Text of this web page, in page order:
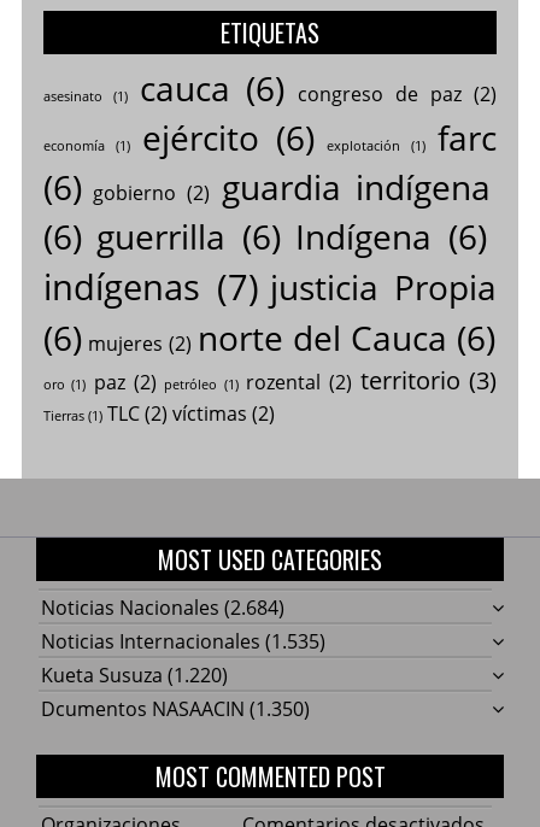
ETIQUETAS
asesinato (1) cauca (6) congreso de paz(2)
economía(1) ejército (6) explotación (1)
farc
(6) gobierno (2) guardia indígena
(6) guerrilla (6) Indígena (6)
indígenas (7) justicia Propia
(6) mujeres (2) norte del Cauca (6)
oro (1) paz (2) petróleo (1) rozental (2) territorio (3)
Tierras(1) TLC(2) víctimas (2)
MOST USED CATEGORIES
Noticias Nacionales (2.684)
Noticias Internacionales (1.535)
Kueta Susuza (1.220)
Dcumentos NASAACIN (1.350)
MOST COMMENTED POST